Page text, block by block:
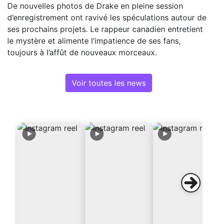
De nouvelles photos de Drake en pleine session
d’enregistrement ont ravivé les spéculations autour de
ses prochains projets. Le rappeur canadien entretient
le mystère et alimente l’impatience de ses fans,
toujours à l’affût de nouveaux morceaux.
Voir toutes les news